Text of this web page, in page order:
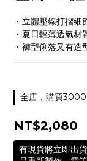
・立體壓線打摺細
・夏日輕薄透氣材
・褲型俐落又有造
全店，購買3000
NT$2,080
有現貨將立即出